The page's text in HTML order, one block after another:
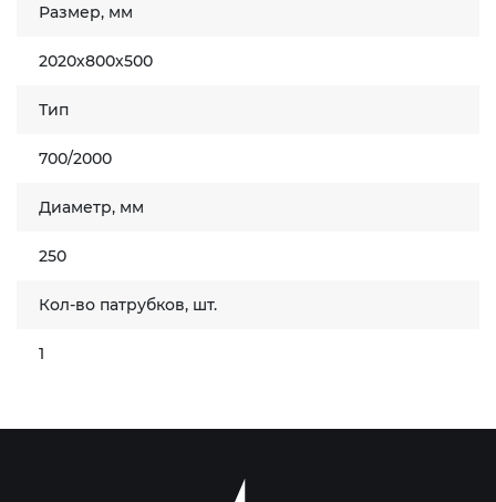
Размер, мм
2020х800х500
Тип
700/2000
Диаметр, мм
250
Кол-во патрубков, шт.
1